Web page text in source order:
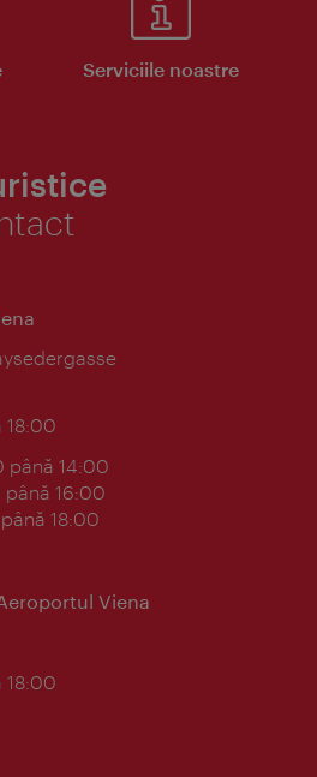
Serviciile noastre
18:00
până 14:00
până 16:00
18:00
Viena
18:00